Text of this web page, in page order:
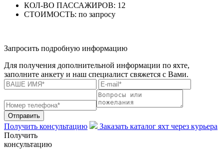
КОЛ-ВО ПАССАЖИРОВ: 12
СТОИМОСТЬ: по запросу
Запросить подробную информацию
Для получения дополнительной информации по яхте,
заполните анкету и наш специалист свяжется с Вами.
Отправить
Получить консультацию
Заказать каталог яхт через курьера
Получить
консультацию